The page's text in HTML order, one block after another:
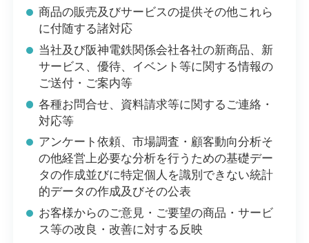
商品の販売及びサービスの提供その他これら
に付随する諸対応
当社及び阪神電鉄関係会社各社の新商品、新
サービス、優待、イベント等に関する情報の
ご送付・ご案内等
各種お問合せ、資料請求等に関するご連絡・
対応等
アンケート依頼、市場調査・顧客動向分析そ
の他経営上必要な分析を行うための基礎デー
タの作成並びに特定個人を識別できない統計
的データの作成及びその公表
お客様からのご意見・ご要望の商品・サービ
ス等の改良・改善に対する反映